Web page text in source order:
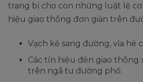
trang bị cho con những luật lệ
hiệu giao thông đơn giản trên
Vạch kẻ sang đường, vỉa hè
Các tín hiệu đèn giao thông
trên ngã tư đường phố.